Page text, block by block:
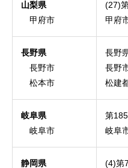
山梨県
甲府市
(27)
甲府
長野県
長野市
松本市
長野
長野
松建
岐阜県
岐阜市
第
岐阜
静岡県
(4)第